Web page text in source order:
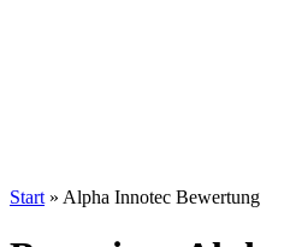
Start » Alpha Innotec Bewertung